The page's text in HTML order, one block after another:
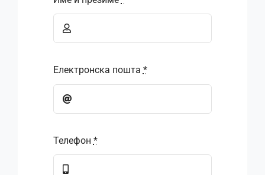
Електронска пошта *
Телефон *